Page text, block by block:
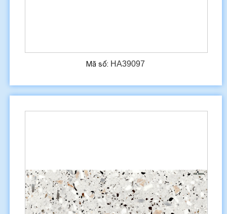
Mã số: HA39097